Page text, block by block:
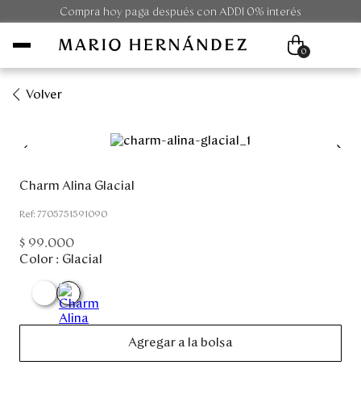
Compra hoy paga después con ADDI 0% interés
Unisex
Viaje
Colecciones
0
Volver
Charm Alina Glacial
:7705751591090
$ 99.000
Color : Glacial
Agregar a la bolsa